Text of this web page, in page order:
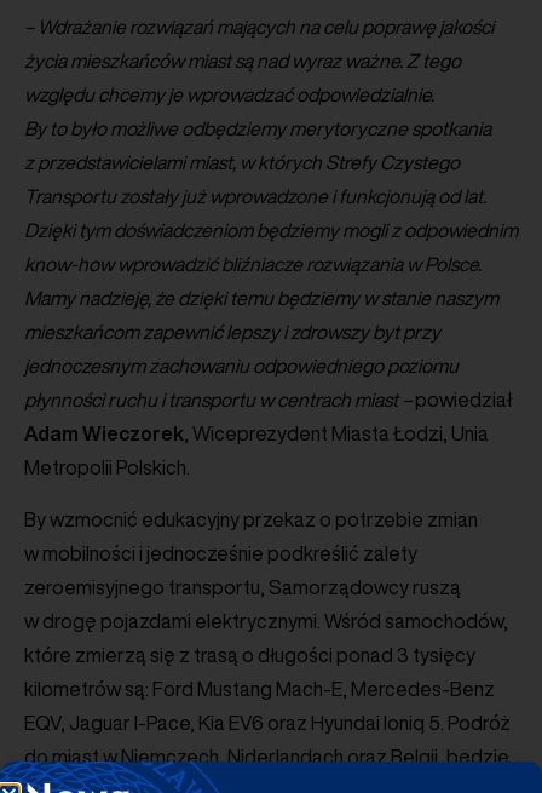
– Wdrażanie rozwiązań mających na celu poprawę jakości
życia mieszkańców miast są nad wyraz ważne. Z tego
względu chcemy je wprowadzać odpowiedzialnie.
By to było możliwe odbędziemy merytoryczne spotkania
z przedstawicielami miast, w których Strefy Czystego
Transportu zostały już wprowadzone i funkcjonują od lat.
Dzięki tym doświadczeniom będziemy mogli z odpowiednim
know-how wprowadzić bliźniacze rozwiązania w Polsce.
Mamy nadzieję, że dzięki temu będziemy w stanie naszym
mieszkańcom zapewnić lepszy i zdrowszy byt przy
jednoczesnym zachowaniu odpowiedniego poziomu
płynności ruchu i transportu w centrach miast –powiedział
Adam Wieczorek , Wiceprezydent Miasta Łodzi, Unia
Metropolii Polskich.
By wzmocnić edukacyjny przekaz o potrzebie zmian
w mobilności i jednocześnie podkreślić zalety
zeroemisyjnego transportu, Samorządowcy ruszą
w drogę pojazdami elektrycznymi. Wśród samochodów,
które zmierzą się z trasą o długości ponad 3 tysięcy
kilometrów są: Ford Mustang Mach-E, Mercedes-Benz
EQV, Jaguar I-Pace, Kia EV6 oraz Hyundai Ioniq 5. Podróż
do miast w Niemczech, Niderlandach oraz Belgii, będzie